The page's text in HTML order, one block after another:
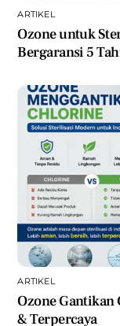
ARTIKEL
Ozone untuk
Bergaransi 5
ARTIKEL
Ozone
& Terpercaya